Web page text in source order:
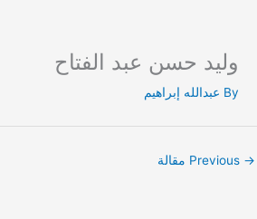
content
وليد حسن عبد الفتاح
By عبدالله إبراهيم
→